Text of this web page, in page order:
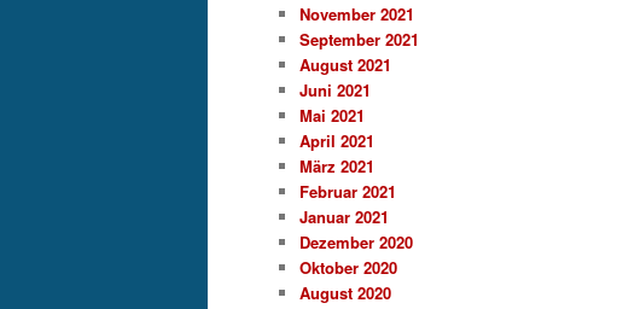
November 2021
September 2021
August 2021
Juni 2021
Mai 2021
April 2021
März 2021
Februar 2021
Januar 2021
Dezember 2020
Oktober 2020
August 2020